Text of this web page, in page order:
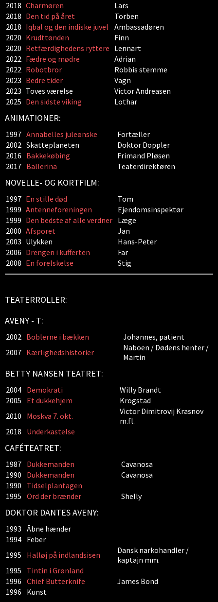
2018 Charmøren
Lars
2018 Den tid på året
Torben
2018 Iqbal og den indiske juvel
Ambassadøren
2020 Krudttønden
Finn
2020 Retfærdighedens ryttere Lennart
2022 Fædre og mødre
Adrian
2022 Robotbror
Robbis stemme
2023 Bedre tider
Vagn
2023 Toves værelse
Victor Andreasen
2025 Den sidste viking Lothar
ANIMATIONER:
1997 Annabelles juleønske
Fortæller
2002 Skatteplaneten
Doktor Doppler
2016 Bakkekøbing
Frimand Pløsen
2017 Ballerina Teaterdirektøren
NOVELLE- OG KORTFILM:
1997 En stille død
Tom
1999 Antenneforeningen
Ejendomsinspektør
1999 Den bedste af alle verdner Læge
2000 Afsporet
Jan
2003 Ulykken
Hans-Peter
2006 Drengen i kufferten
Far
2008 En forelskelse Stig
TEATERROLLER:
AVENY - T:
2002 Boblerne i bækken
Johannes, patient
2007 Kærlighedshistorier
Naboen / Dødens henter /
Martin
BETTY NANSEN TEATRET:
2004 Demokrati
Willy Brandt
2005
Et dukkehjem
Krogstad
2010
Moskva 7. okt.
Victor Dimitrovij Krasnov
m.fl.
2018
Underkastelse
CAFÉTEATRET:
1987 Dukkemanden
Cavanosa
1990
Dukkemanden
Cavanosa
1990
Tidselplantagen
1995 Ord der brænder Shelly
DOKTOR DANTES AVENY:
1993 Åbne hænder
1994 Feber
1995
Halløj på indlandsisen
Dansk narkohandler /
kaptajn mm.
1995
Tintin i Grønland
1996 Chief Butterknife
James Bond
1996
Kunst